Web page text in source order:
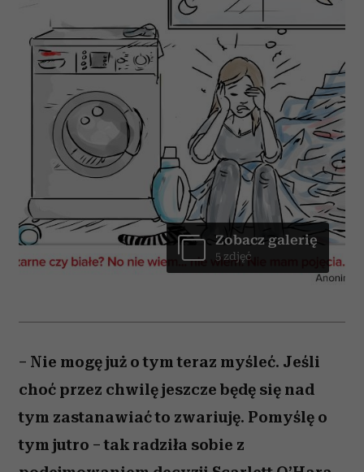
Zobacz galerię
5 zdjęć
– Nie mogę już o tym teraz myśleć. Jeśli
choć przez chwilę jeszcze będę się nad
tym zastanawiać to zwariuję. Pomyślę o
tym jutro – tak radziła sobie z